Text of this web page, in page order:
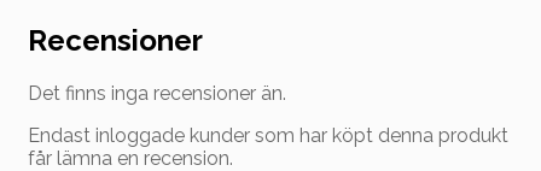
Recensioner
Det finns inga recensioner än.
Endast inloggade kunder som har köpt denna produkt
får lämna en recension.